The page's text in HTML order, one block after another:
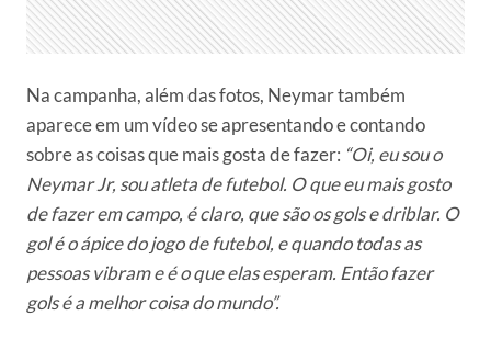
Na campanha, além das fotos, Neymar também
aparece em um vídeo se apresentando e contando
sobre as coisas que mais gosta de fazer: “Oi, eu sou o
Neymar Jr, sou atleta de futebol. O que eu mais gosto
de fazer em campo, é claro, que são os gols e driblar. O
gol é o ápice do jogo de futebol, e quando todas as
pessoas vibram e é o que elas esperam. Então fazer
gols é a melhor coisa do mundo”.